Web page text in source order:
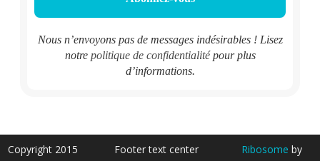
Nous n’envoyons pas de messages indésirables ! Lisez
notre politique de confidentialitépour plus
d’informations.
Copyright 2015 Footer text center Ribosome by